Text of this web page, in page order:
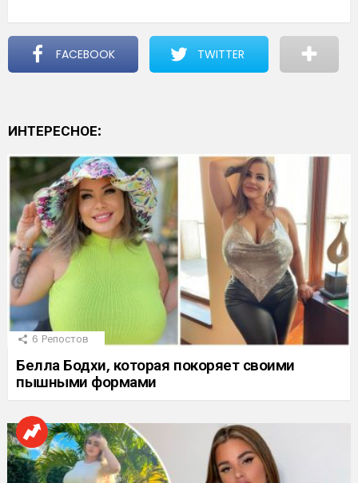
FACEBOOK TWITTER
ИНТЕРЕСНОЕ:
6 Репостов
Белла Бодхи, которая покоряет своими
пышными формами